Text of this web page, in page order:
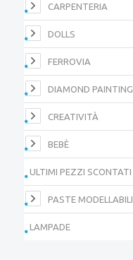
CARPENTERIA
DOLLS
FERROVIA
DIAMOND PAINTING
CREATIVITÀ
BEBÈ
ULTIMI PEZZI SCONTATI
PASTE MODELLABILI
LAMPADE